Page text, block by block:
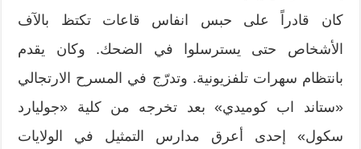
كان قادراً على حبس انفاس قاعات تكتظ بالآف
الأشخاص حتى يسترسلوا في الضحك. وكان يقدم
بانتظام سهرات تلفزيونية. وتدرّج في المسرح الارتجالي
«ستاند اب كوميدي» بعد تخرجه من كلية «جوليارد
سكول» إحدى أعرق مدارس التمثيل في الولايات